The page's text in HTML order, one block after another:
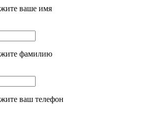
ваше имя
фамилию
ваш телефон